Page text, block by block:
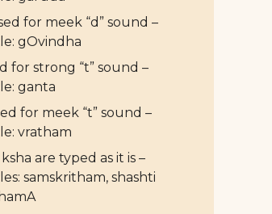
for meek “d” sound –
gOvindha
for strong “t” sound –
ganta
for meek “t” sound –
vratham
ksha are typed as it is –
samskritham, shashti